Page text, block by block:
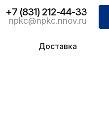
Доставка
+7 (831) 212-44-33
npkc@npkc.nnov.ru